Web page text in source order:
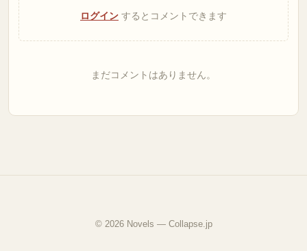
ログイン するとコメントできます
まだコメントはありません。
© 2026 Novels — Collapse.jp